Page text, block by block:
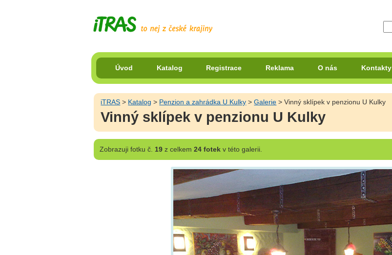
Úvod Katalog Registrace Reklama O nás Kontakty
iTRAS > Katalog > Penzion a zahrádka U Kulky >Galerie > Vinný sklípek v penzionu U Kulky
Vinný sklípek v penzionu U Kulky
Zobrazujifotku č. 19z celkem 24 fotekv této galerii.